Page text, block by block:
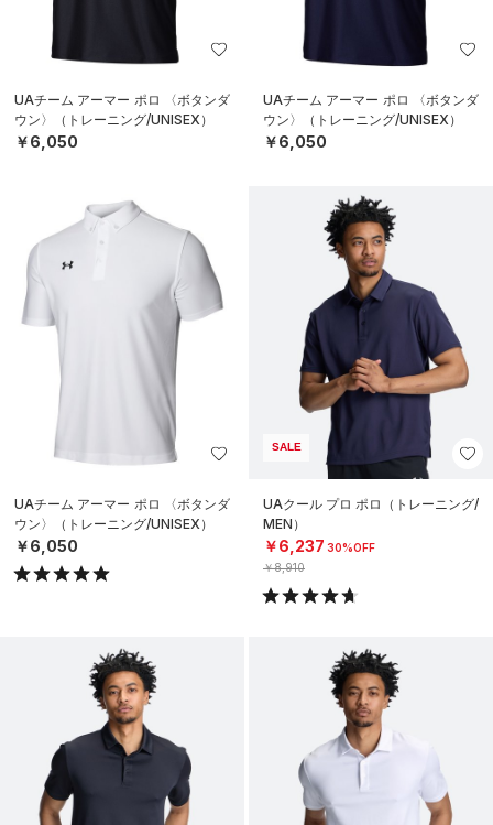
UAチーム アーマー ポロ 〈ボタンダ
ウン〉（トレーニング/UNISEX）
￥6,050
UAチーム アーマー ポロ 〈ボタンダ
ウン〉（トレーニング/UNISEX）
￥6,050
UAチーム アーマー ポロ 〈ボタンダ
ウン〉（トレーニング/UNISEX）
￥6,050
SALE
UAクール プロ ポロ（トレーニング/
MEN）
￥6,237 30%OFF
￥8,910